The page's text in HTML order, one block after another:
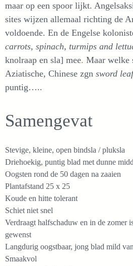
maar op een spoor lijkt.
sites wijzen allemaal richting de
voldoende. En de Engelse
carrots, spinach, turmips and
knolraap en sla] mee. Maar welke
Aziatische, Chinese zgn sword leaf
puntig…..
Samengevat
Stevige, kleine, open bindsla / pluksla
Driehoekig, puntig blad met dunne
Oogsten rond de 50 dagen na zaaien
Plantafstand 25 x 25
Koude en hitte tolerant
Schiet niet snel
Verdraagt halfschaduw en in de zomer
gewenst
Langdurig oogstbaar, jong blad mild
Smaakvol